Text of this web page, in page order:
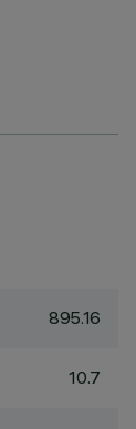
895.16
10.7